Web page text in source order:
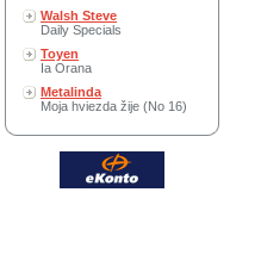
Walsh Steve
Daily Specials
Toyen
Ia Orana
Metalinda
Moja hviezda žije (No 16)